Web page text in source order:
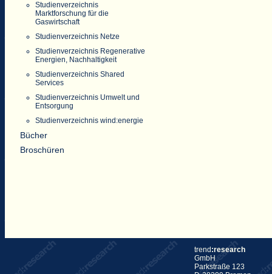
Studienverzeichnis
Marktforschung für die
Gaswirtschaft
Studienverzeichnis Netze
Studienverzeichnis Regenerative
Energien, Nachhaltigkeit
Studienverzeichnis Shared
Services
Studienverzeichnis Umwelt und
Entsorgung
Studienverzeichnis wind:energie
Bücher
Broschüren
trend :research
GmbH
Parkstraße 123